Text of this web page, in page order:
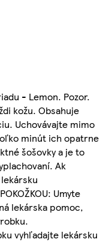
- Lemon. Pozor.
kožu. Obsahuje
Uchovávajte mimo
minút ich opatrne
šošovky a je to
Ak
Umyte
lekárska pomoc,
vyhľadajte lekársku